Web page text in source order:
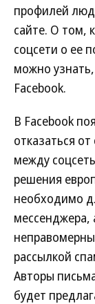
профилей
сайте. О том,
соцсети о ее
можно
Facebook.
В Facebook
отказаться
между
решения
необходимо
мессенджера,
рассылкой
Авторы
будет